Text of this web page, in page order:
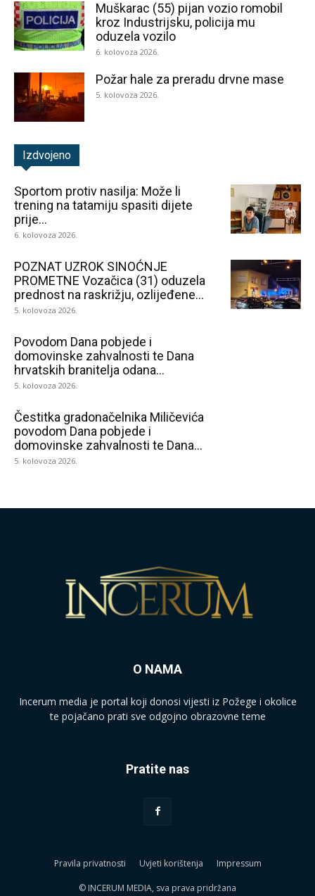
Muškarac (55) pijan vozio romobil
kroz Industrijsku, policija mu
oduzela vozilo
6. kolovoza 2026.
Požar hale za preradu drvne mase
5. kolovoza 2026.
Izdvojeno
Sportom protiv nasilja: Može li
trening na tatamiju spasiti dijete
prije...
6. kolovoza 2026.
POZNAT UZROK SINOĆNJE
PROMETNE Vozačica (31) oduzela
prednost na raskrižju, ozlijeđene...
5. kolovoza 2026.
Povodom Dana pobjede i
domovinske zahvalnosti te Dana
hrvatskih branitelja odana...
5. kolovoza 2026.
Čestitka gradonačelnika Miličevića
povodom Dana pobjede i
domovinske zahvalnosti te Dana...
5. kolovoza 2026.
O NAMA
Incerum media je portal koji donosi vijesti iz Požege i okolice
te pojačano prati sve odgojno obrazovne teme
Pratite nas
Pravila privatnosti Uvjeti korištenja Impressum
© INCERUM MEDIA, sva prava pridržana